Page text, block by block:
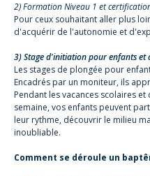
2) Formation Niveau 1 et
Pour ceux souhaitant aller plus
d'acquérir de l'autonomie et
3) Stage d'initiation pour enfants et
Les stages de plongée pour
Encadrés par un moniteur, ils
Pendant les vacances scolaires
semaine, vos enfants peuvent
leur rythme, découvrir le milieu
inoubliable.
Comment se déroule un